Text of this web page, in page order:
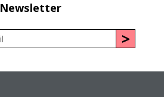
Newsletter